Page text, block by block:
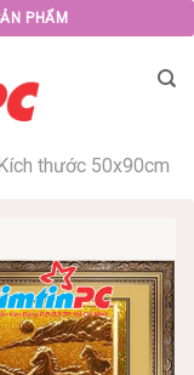
PHẨM
thước 50x90cm